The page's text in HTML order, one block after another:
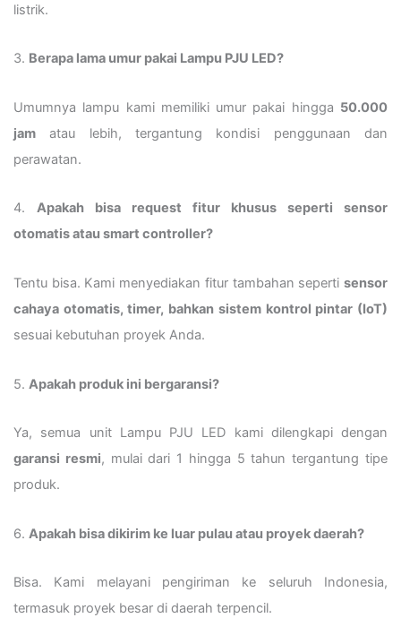
listrik.
3. Berapa lama umur pakai Lampu PJU LED?
Umumnya lampu kami memiliki umur pakai hingga 50.000
jam atau lebih, tergantung kondisi penggunaan dan
perawatan.
4. Apakah bisa request fitur khusus seperti sensor
otomatis atau smart controller?
Tentu bisa. Kami menyediakan fitur tambahan seperti sensor
cahaya otomatis, timer, bahkan sistem kontrol pintar (IoT)
sesuai kebutuhan proyek Anda.
5. Apakah produk ini bergaransi?
Ya, semua unit Lampu PJU LED kami dilengkapi dengan
garansi resmi, mulai dari 1 hingga 5 tahun tergantung tipe
produk.
6. Apakah bisa dikirim ke luar pulau atau proyek daerah?
Bisa. Kami melayani pengiriman ke seluruh Indonesia,
termasuk proyek besar di daerah terpencil.